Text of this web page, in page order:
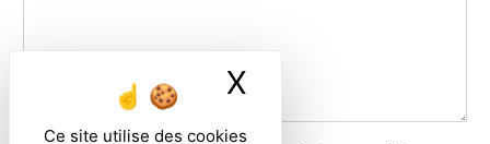
Ce site utilise des cookies
X